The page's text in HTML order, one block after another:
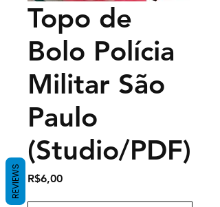
Topo de
Bolo Polícia
Militar São
Paulo
(Studio/PDF)
R$6,00Price
REVIEWS